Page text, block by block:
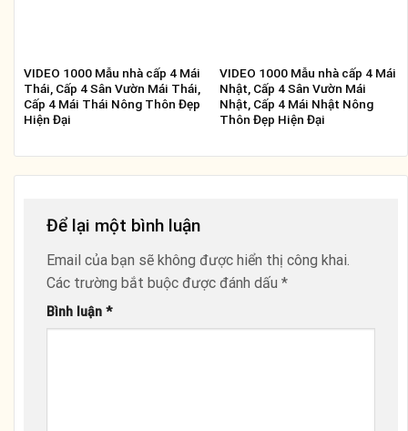
VIDEO 1000 Mẫu nhà cấp 4 Mái
Thái, Cấp 4 Sân Vườn Mái Thái,
Cấp 4 Mái Thái Nông Thôn Đẹp
Hiện Đại
VIDEO 1000 Mẫu nhà cấp 4 Mái
Nhật, Cấp 4 Sân Vườn Mái
Nhật, Cấp 4 Mái Nhật Nông
Thôn Đẹp Hiện Đại
Để lại một bình luận
Email của bạn sẽ không được hiển thị công khai.
Các trường bắt buộc được đánh dấu *
Bình luận *